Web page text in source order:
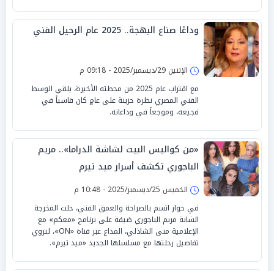
وداعًا صناع البهجة.. 2025 عام الرحيل الفني
الإثنين 29/ديسمبر/2025 - 09:18 م
مع اقتراب عام 2025 من محطته الأخيرة، يلقي الوسط
الفني المصري نظرة حزينة على عامٍ كان قاسياً في
فجيعه، وموجعاً في وداعاته.
«من كواليس البيت لشاشة الدراما».. مريم
الباجوري تكشف أسرار ميد تيرم
الخميس 25/ديسمبر/2025 - 10:48 م
في حوار اتسم بالصراحة والعمق الفني، حلت المخرجة
الشابة مريم الباجوري ضيفة على برنامج «معكم» مع
الإعلامية منى الشاذلي، المذاع عبر قناة «ON»، لتروي
تفاصيل رحلتها مع مسلسلها الجديد «ميد تيرم».